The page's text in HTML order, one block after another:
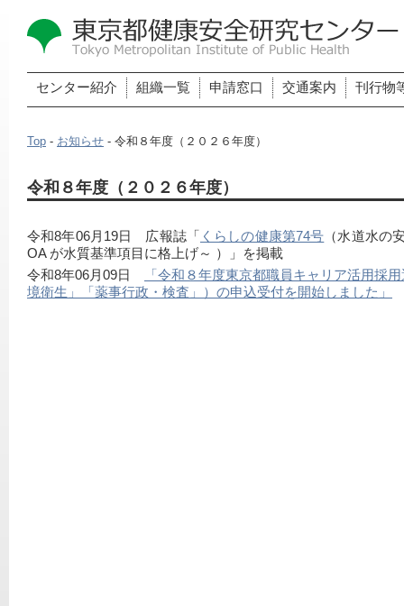
センター紹介 組織一覧 申請窓口 交通案内 刊行物
Top - お知らせ - 令和８年度（２０２６年度）
令和８年度（２０２６年度）
令和8年06月19日　広報誌「 くらしの健康第74号 （水道水の
OA が水質基準項目に格上げ～ ）」を掲載
令和8年06月09日
「令和８年度東京都職員キャリア活用採
境衛生」「薬事行政・検査」）の申込受付を開始しました」